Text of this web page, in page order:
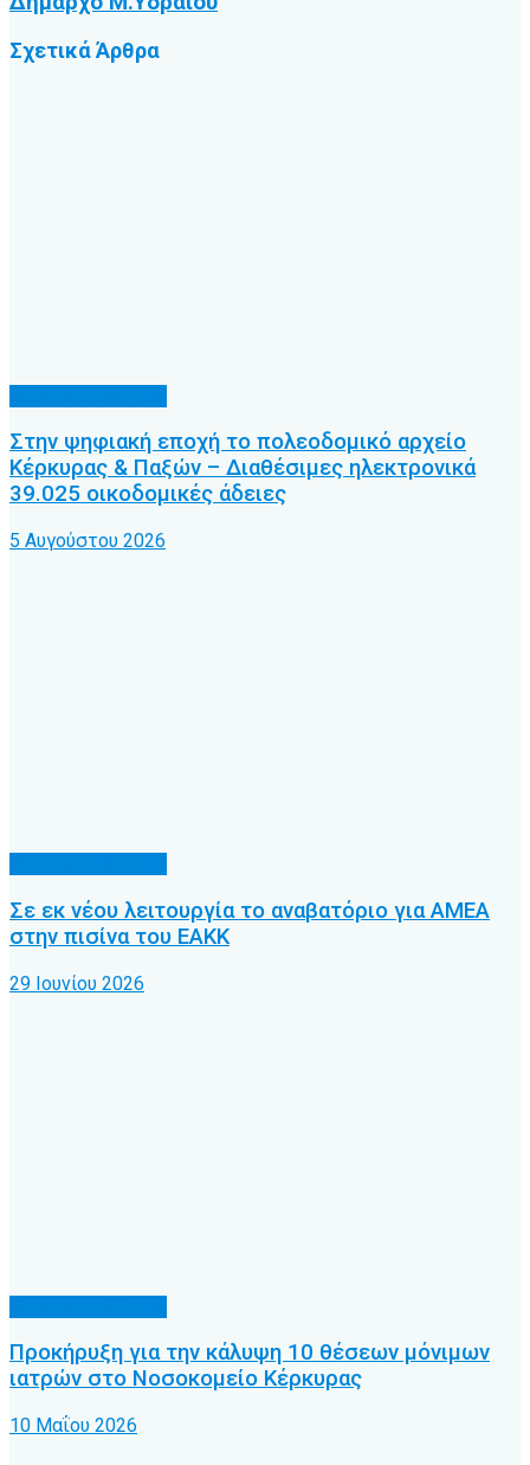
ΣχετικάΆρθρα
Στην ψηφιακή εποχή το πολεοδομικό αρχείο
Κέρκυρας & Παξών – Διαθέσιμες ηλεκτρονικά
39.025 οικοδομικές άδειες
5 Αυγούστου 2026
Σε εκ νέου λειτουργία το αναβατόριο για ΑΜΕΑ
στην πισίνα του ΕΑΚΚ
29 Ιουνίου 2026
Προκήρυξη για την κάλυψη 10 θέσεων μόνιμων
ιατρών στο Νοσοκομείο Κέρκυρας
10 Μαΐου 2026